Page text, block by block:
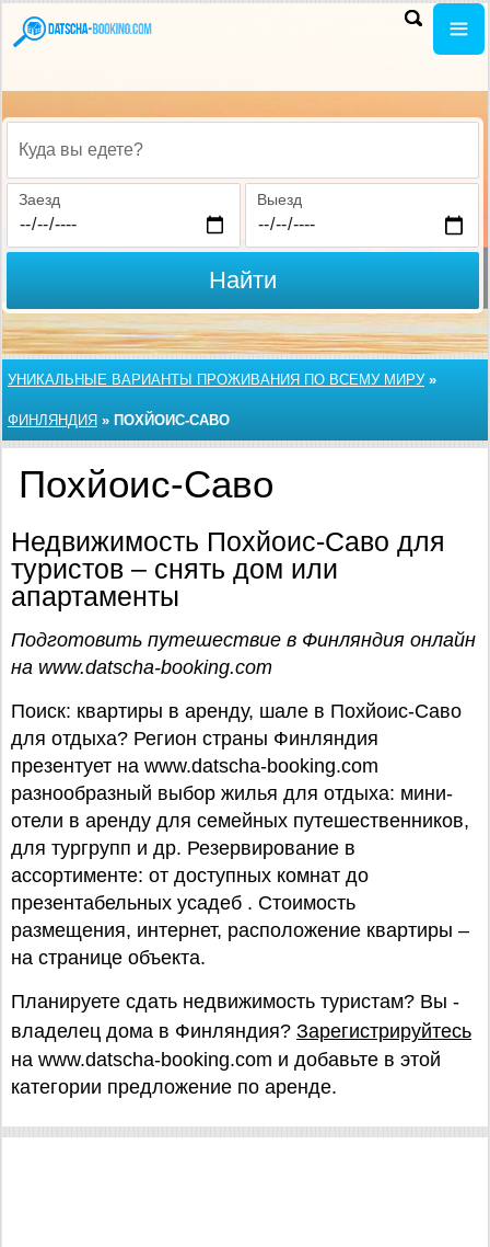
Куда вы едете?
Заезд Выезд
Найти
УНИКАЛЬНЫЕ ВАРИАНТЫ ПРОЖИВАНИЯ ПО ВСЕМУ МИРУ»
ФИНЛЯНДИЯ » ПОХЙОИС-САВО
Похйоис-Саво
Недвижимость Похйоис-Саво для
туристов – снять дом или
апартаменты
Подготовить путешествие в Финляндия онлайн
на www.datscha-booking.com
Поиск: квартиры в аренду, шале в Похйоис-Саво
для отдыха? Регион страны Финляндия
презентует на www.datscha-booking.com
разнообразный выбор жилья для отдыха: мини-
отели в аренду для семейных путешественников,
для тургрупп и др. Резервирование в
ассортименте: от доступных комнат до
презентабельных усадеб . Стоимость
размещения, интернет, расположение квартиры –
на странице объекта.
Планируете сдать недвижимость туристам? Вы -
владелец дома в Финляндия? Зарегистрируйтесь
на www.datscha-booking.com и добавьте в этой
категории предложение по аренде.